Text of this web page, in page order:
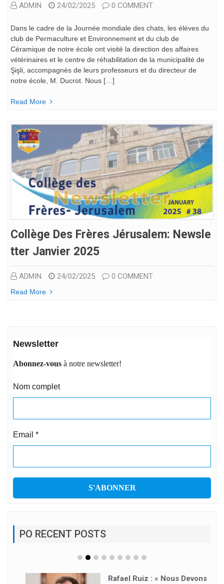
ADMIN 24/02/2025 0 COMMENT
Dans le cadre de la Journée mondiale des chats, les élèves du
club de Permaculture et Environnement et du club de
Céramique de notre école ont visité la direction des affaires
vétérinaires et le centre de réhabilitation de la municipalité de
Şişli, accompagnés de leurs professeurs et du directeur de
notre école, M. Ducrot. Nous […]
Read More
Collège Des Frères Jérusalem: Newsle
Tter Janvier 2025
ADMIN 24/02/2025 0 COMMENT
Read More
Newsletter
Abonnez-vous à notre newsletter!
Nom complet
Email *
PO RECENT POSTS
Rafael Ruiz : « Nous Devons